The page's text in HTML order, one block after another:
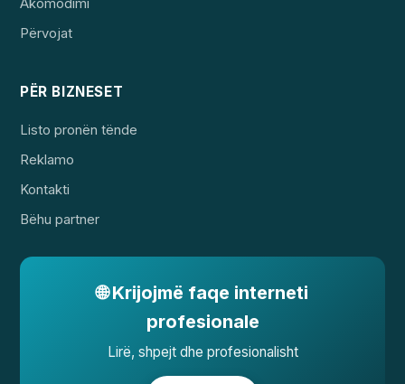
Akomodimi
Përvojat
PËR BIZNESET
Listo pronën tënde
Reklamo
Kontakti
Bëhu partner
🌐 Krijojmë faqe interneti
profesionale
Lirë, shpejt dhe profesionalisht